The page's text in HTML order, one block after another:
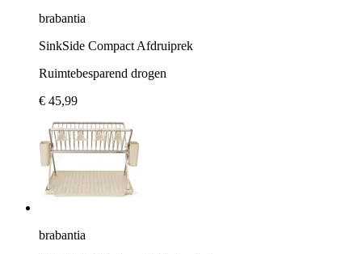
brabantia
SinkSide Compact Afdruiprek
Ruimtebesparend drogen
€ 45,99
brabantia